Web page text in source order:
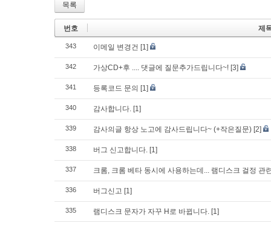
목록
번호 제
343 이메일 변경건 [1]
342 가상CD+후 .... 댓글에 질문추가드립니다~! [3]
341 등록코드 문의 [1]
340 감사합니다. [1]
339 감사의글 항상 노고에 감사드립니다~ (+작은질문) [2]
338 버그 신고합니다. [1]
337 크롬, 크롬 베타 동시에 사용하는데... 램디스크 걸정 관
336 버그신고 [1]
335 램디스크 문자가 자꾸 H로 바뀝니다. [1]